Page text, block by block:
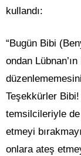
kullandı:
“Bugün Bibi
ondan
Teşekkürler
temsilcileriyle
etmeyi
onlara ateş